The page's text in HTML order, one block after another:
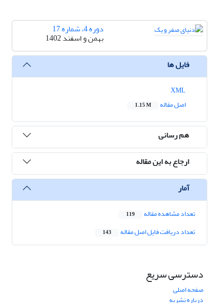
دوره 4، شماره 17
بهمن و اسفند 1402
فایل ها
اصل مقاله
1.15 M
هم رسانی
ارجاع به این مقاله
آمار
تعداد مشاهده مقاله 119
تعداد دریافت فایل اصل مقاله 143
دسترسی سریع
صفحه اصلی
درباره نشریه